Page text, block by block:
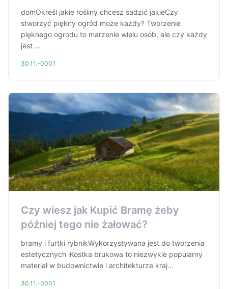
domOkreśl jakie rośliny chcesz sadzić jakieCzy
stworzyć piękny ogród może każdy? Tworzenie
pięknego ogrodu to marzenie wielu osób, ale czy każdy
jest ...
30.11.-0001
Czy wiesz jak Kupić Bramę żeby
później tego nie żałować?
bramy i furtki rybnikWykorzystywana jest do tworzenia
estetycznych iKostka brukowa to niezwykle popularny
materiał w budownictwie i architekturze kraj...
30.11.-0001